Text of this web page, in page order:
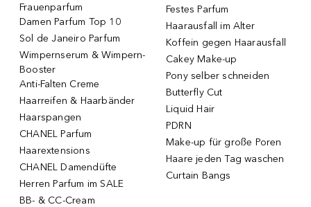
Frauenparfum
Damen Parfum Top 10
Sol de Janeiro Parfum
Wimpernserum & Wimpern-
Booster
Anti-Falten Creme
Haarreifen & Haarbänder
Haarspangen
CHANEL Parfum
Haarextensions
CHANEL Damendüfte
Herren Parfum im SALE
BB- & CC-Cream
Festes Parfum
Haarausfall im Alter
Koffein gegen Haarausfall
Cakey Make-up
Pony selber schneiden
Butterfly Cut
Liquid Hair
PDRN
Make-up für große Poren
Haare jeden Tag waschen
Curtain Bangs